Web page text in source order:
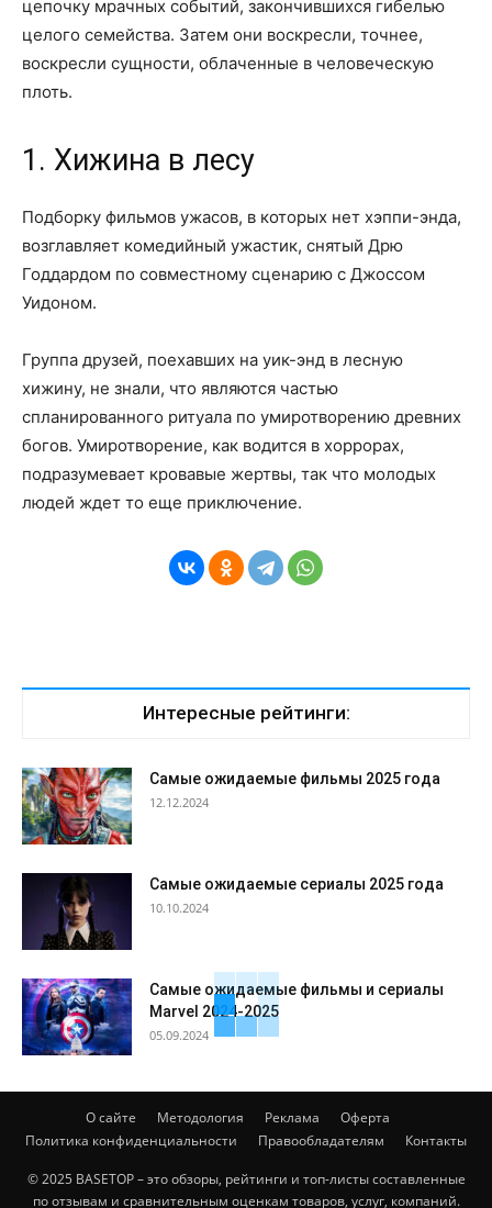
цепочку мрачных событий, закончившихся гибелью
целого семейства. Затем они воскресли, точнее,
воскресли сущности, облаченные в человеческую
плоть.
1. Хижина в лесу
Подборку фильмов ужасов, в которых нет хэппи-энда,
возглавляет комедийный ужастик, снятый Дрю
Годдардом по совместному сценарию с Джоссом
Уидоном.
Группа друзей, поехавших на уик-энд в лесную
хижину, не знали, что являются частью
спланированного ритуала по умиротворению древних
богов. Умиротворение, как водится в хоррорах,
подразумевает кровавые жертвы, так что молодых
людей ждет то еще приключение.
Интересные рейтинги:
Самые ожидаемые фильмы 2025 года
12.12.2024
Самые ожидаемые сериалы 2025 года
10.10.2024
Самые ожидаемые фильмы и сериалы
Marvel 2024-2025
05.09.2024
О сайте Методология Реклама
Оферта
Политика конфиденциальности
Правообладателям Контакты
© 2025 BASETOP – это обзоры, рейтинги и топ-листы составленные
по отзывам и сравнительным оценкам товаров, услуг, компаний.